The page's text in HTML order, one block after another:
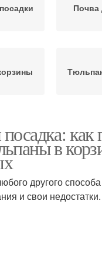
Почва
как
в
другого
и свои недостатки.